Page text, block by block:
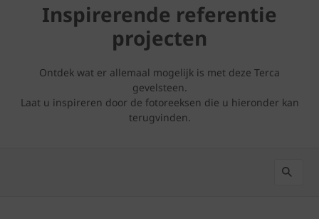
Inspirerende referentie
projecten
Ontdek wat er allemaal mogelijk is met deze Terca
gevelsteen.
Laat u inspireren door de fotoreeksen die u hieronder kan
terugvinden.